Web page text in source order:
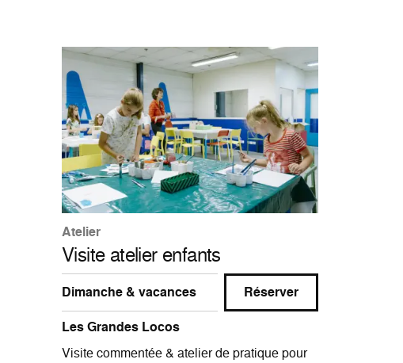
Atelier
Visite atelier enfants
Dimanche & vacances
Réserver
Les Grandes Locos
Visite commentée & atelier de pratique pour